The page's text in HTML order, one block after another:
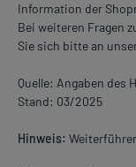
Information der
Bei weiteren Fragen
Sie sich bitte an
Quelle: Angaben des
Stand: 03/2025
Hinweis: